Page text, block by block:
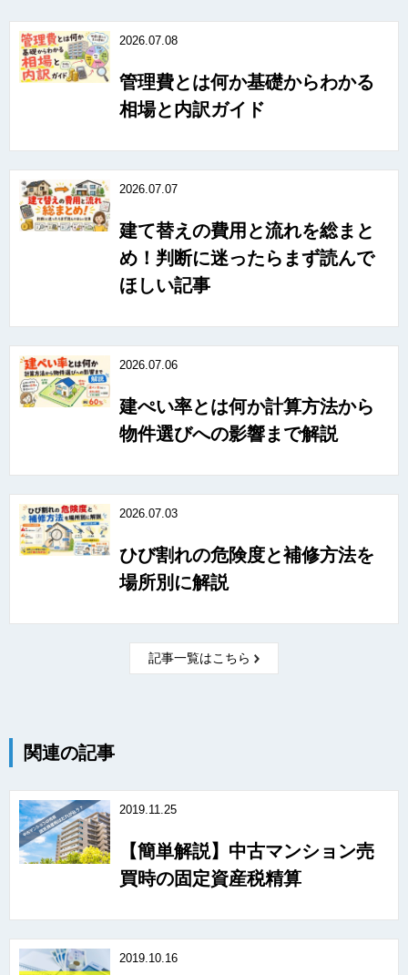
2026.07.08
管理費とは何か基礎からわかる
相場と内訳ガイド
2026.07.07
建て替えの費用と流れを総まと
め！判断に迷ったらまず読んで
ほしい記事
2026.07.06
建ぺい率とは何か計算方法から
物件選びへの影響まで解説
2026.07.03
ひび割れの危険度と補修方法を
場所別に解説
記事一覧はこちら
関連の記事
2019.11.25
【簡単解説】中古マンション売
買時の固定資産税精算
2019.10.16